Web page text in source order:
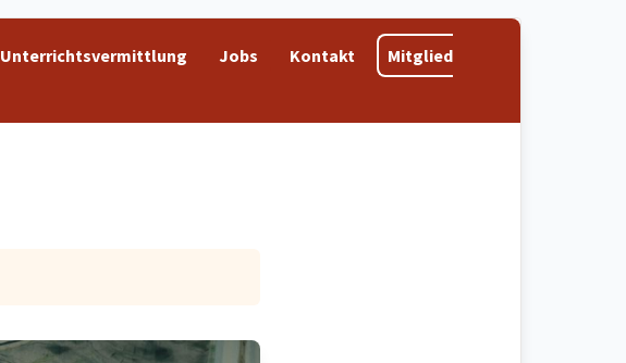
Unterrichtsvermittlung Jobs Kontakt
Mitglied